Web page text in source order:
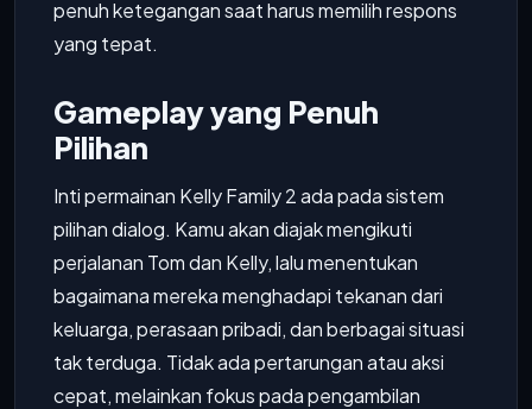
penuh ketegangan saat harus memilih respons
yang tepat.
Gameplay yang Penuh
Pilihan
Inti permainan Kelly Family 2 ada pada sistem
pilihan dialog. Kamu akan diajak mengikuti
perjalanan Tom dan Kelly, lalu menentukan
bagaimana mereka menghadapi tekanan dari
keluarga, perasaan pribadi, dan berbagai situasi
tak terduga. Tidak ada pertarungan atau aksi
cepat, melainkan fokus pada pengambilan